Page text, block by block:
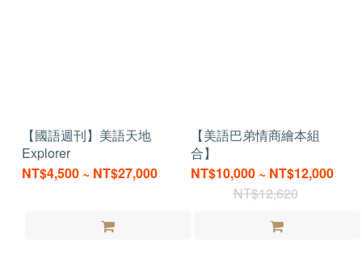
【國語週刊】美語天地
Explorer
NT$4,500 ~ NT$27,000
【美語巴弟情商繪本組
合】
NT$10,000 ~ NT$12,000
NT$12,620